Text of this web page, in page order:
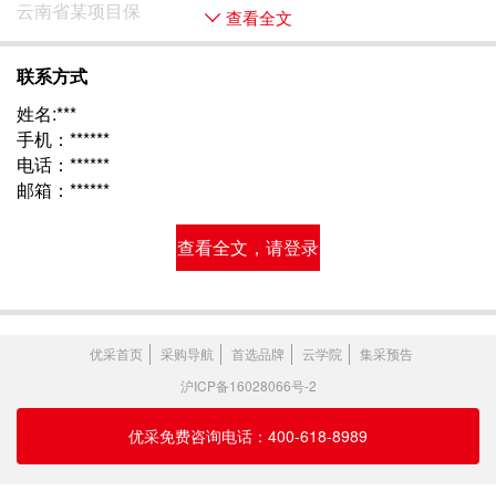
云南省某项目保 查看全文
联系方式
姓名:***
手机：******
电话：******
邮箱：******
查看全文，请登录
优采首页 采购导航 首选品牌 云学院
集采预告
沪ICP备16028066号-2
优采免费咨询电话：400-618-8989